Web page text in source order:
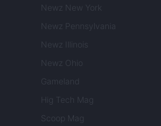
Newz New York
Newz Pennsylvania
Newz Illinois
Newz Ohio
Gameland
Hig Tech Mag
Scoop Mag